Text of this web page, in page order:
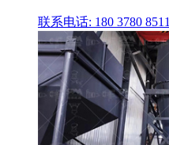
联系电话: 180 3780 8511